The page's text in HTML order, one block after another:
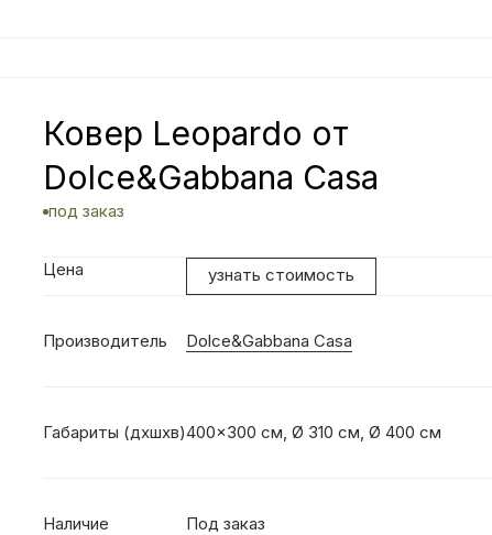
Ковер Leopardo от
Dolce&Gabbana Casa
под заказ
Цена узнать стоимость
Производитель Dolce&Gabbana Casa
Габариты (дхшхв)400x300 см, Ø 310 см, Ø 400 см
Наличие Под заказ